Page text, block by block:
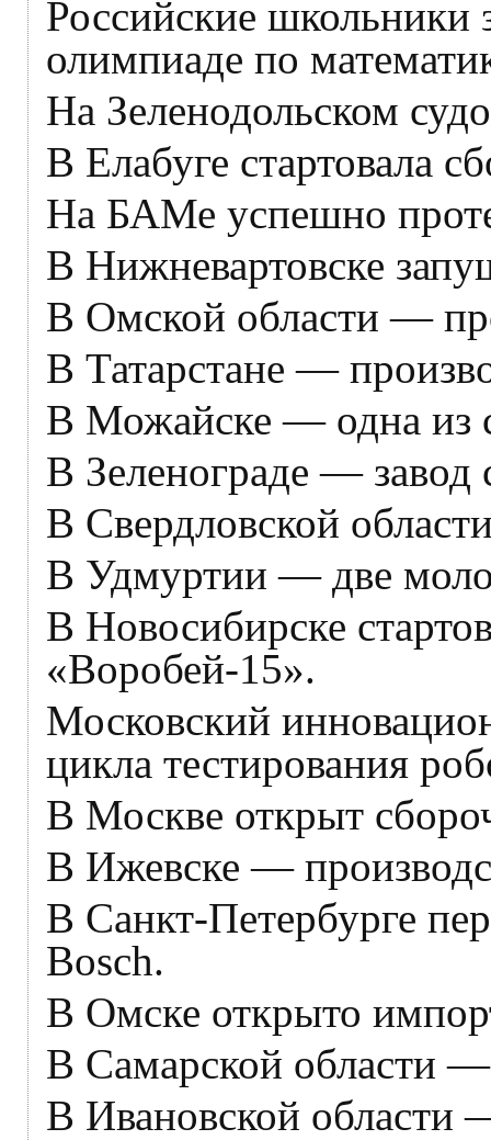
Российские школьники
олимпиаде по
На Зеленодольском
В Елабуге стартовала
На БАМе успешно
В Нижневартовске
В Омской области —
В Татарстане —
В Можайске — одна из
В Зеленограде — завод
В Свердловской
В Удмуртии — две
В Новосибирске
«Воробей-15».
Московский
цикла тестирования
В Москве открыт
В Ижевске —
В Санкт-Петербурге
Bosch.
В Омске открыто
В Самарской области —
В Ивановской области